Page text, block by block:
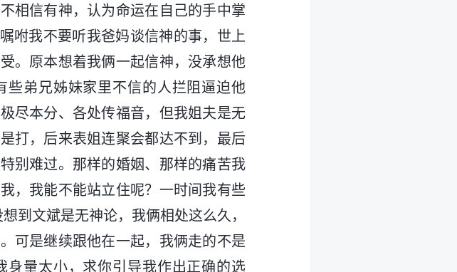
相信有神，认为命运在自己的手中掌
咐我不要听我爸妈谈信神的事，世上
。原本想着我俩一起信神，没承想他
些弟兄姊妹家里不信的人拦阻逼迫他
尽本分、各处传福音，但我姐夫是无
打，后来表姐连聚会都达不到，最后
别难过。那样的婚姻、那样的痛苦我
，我能不能站立住呢？一时间我有些
到文斌是无神论，我俩相处这么久，
可是继续跟他在一起，我俩走的不是
量太小，求你引导我作出正确的选